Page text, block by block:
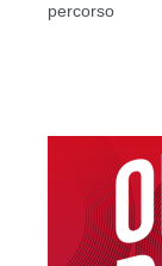
percorso